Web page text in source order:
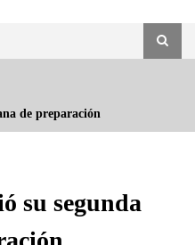
de preparación
su segunda